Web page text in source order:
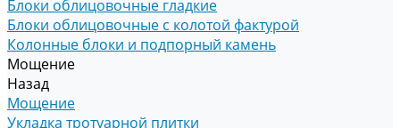
Блоки облицовочные гладкие
Блоки облицовочные с колотой фактурой
Колонные блоки и подпорный камень
Мощение
Назад
Мощение
Укладка тротуарной плитки